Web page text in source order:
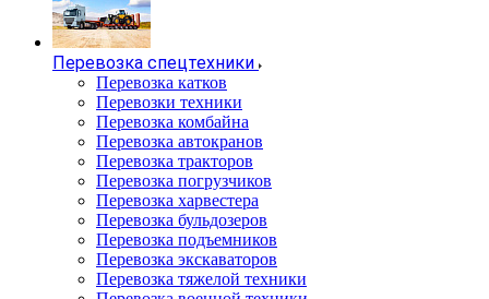
Перевозка спецтехники
Перевозка катков
Перевозки техники
Перевозка комбайна
Перевозка автокранов
Перевозка тракторов
Перевозка погрузчиков
Перевозка харвестера
Перевозка бульдозеров
Перевозка подъемников
Перевозка экскаваторов
Перевозка тяжелой техники